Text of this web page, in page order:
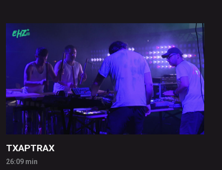
TXAPTRAX
26:09 min